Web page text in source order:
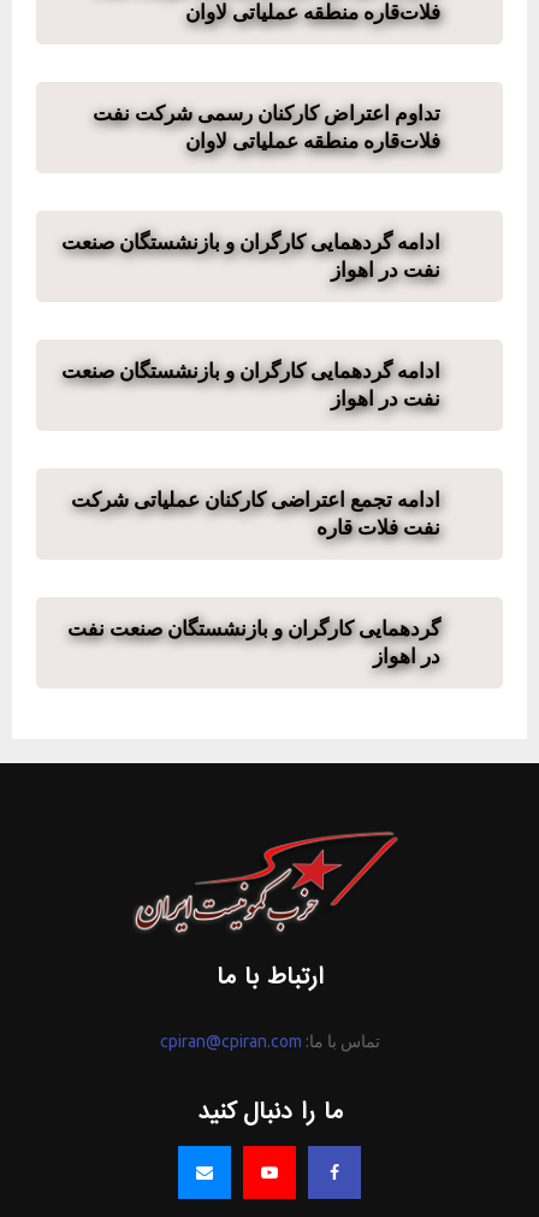
فلات‌قاره منطقه عملیاتی لاوان
تداوم اعتراض کارکنان رسمی شرکت نفت
فلات‌قاره منطقه عملیاتی لاوان
ادامه گردهمایی کارگران و بازنشستگان صنعت
نفت در اهواز
ادامه گردهمایی کارگران و بازنشستگان صنعت
نفت در اهواز
ادامه تجمع اعتراضی کارکنان عملیاتی شرکت
نفت فلات قاره
گردهمایی کارگران و بازنشستگان صنعت نفت
در اهواز
ارتباط با ما
تماس با ما: cpiran@cpiran.com
ما را دنبال کنید